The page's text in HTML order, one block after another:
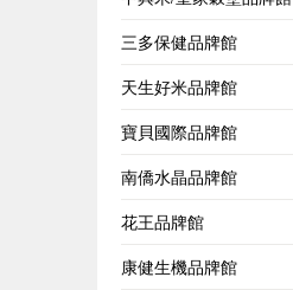
三多保健品牌館
天生好米品牌館
寶貝國際品牌館
南僑水晶品牌館
花王品牌館
康健生機品牌館